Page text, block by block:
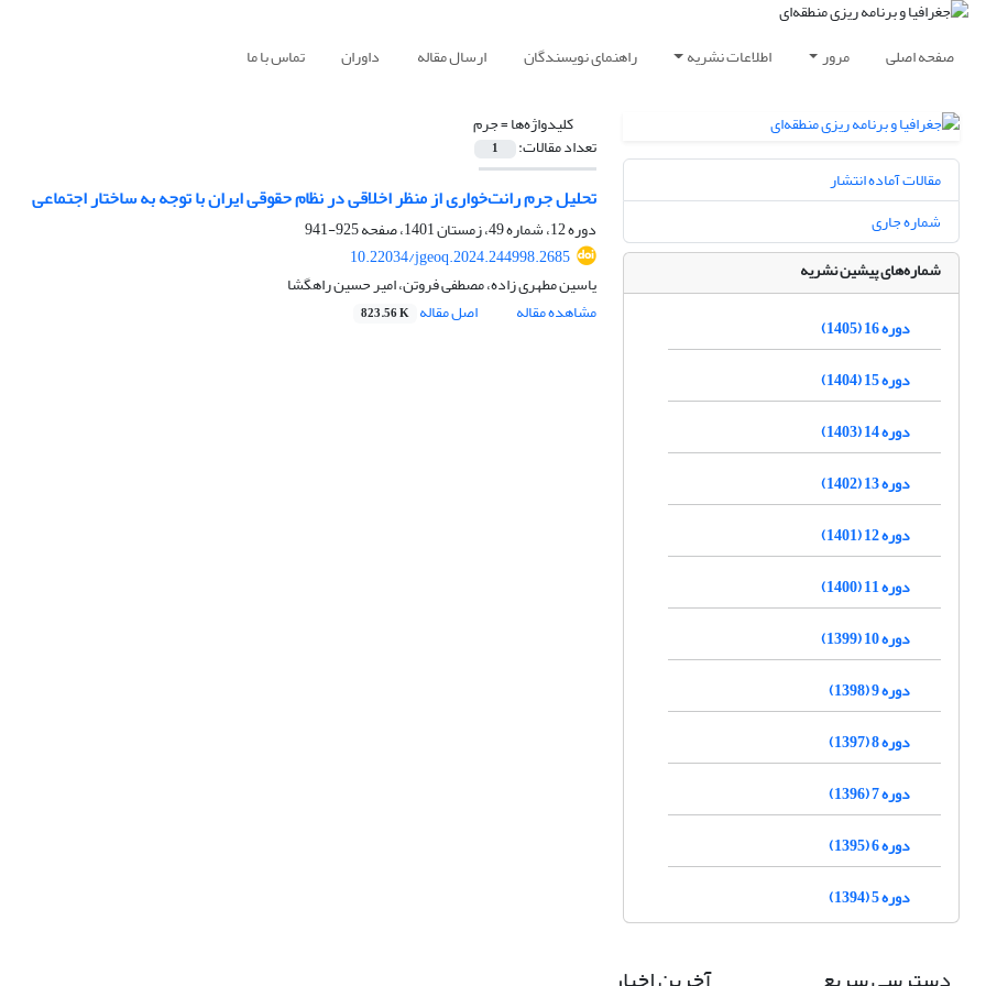
صفحه اصلی مرور اطلاعات نشریه راهنمای نویسندگان ارسال مقاله داوران تماس با ما
کلیدواژه‌ها =جرم
تعداد مقالات: 1
تحلیل جرم رانت‌خواری از منظر اخلاقی در نظام حقوقی ایران با توجه به ساختار اجتماعی
دوره 12، شماره 49، زمستان 1401، صفحه
925-941
10.22034/jgeoq.2024.244998.2685
یاسین مطهری زاده، مصطفی فروتن، امیر حسین راهگشا
مشاهده مقاله
اصل مقاله 823.56 K
مقالات آماده انتشار
شماره جاری
شماره‌های پیشین نشریه
دوره 16 (1405)
دوره 15 (1404)
دوره 14 (1403)
دوره 13 (1402)
دوره 12 (1401)
دوره 11 (1400)
دوره 10 (1399)
دوره 9 (1398)
دوره 8 (1397)
دوره 7 (1396)
دوره 6 (1395)
دوره 5 (1394)